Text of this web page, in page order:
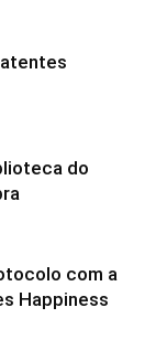
do
com a
Happiness